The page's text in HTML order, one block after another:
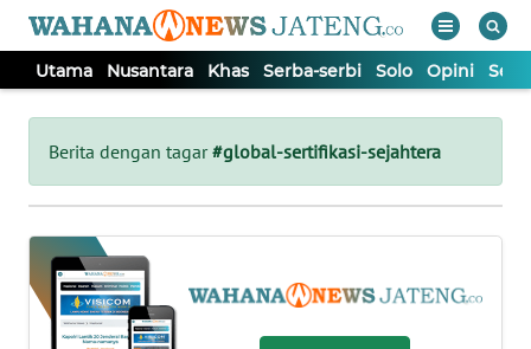
Utama Nusantara Khas Serba-serbi Solo Opini
Berita dengan tagar#global-sertifikasi-sejahtera
Tutup
UTAMA
NUSANTARA
KHAS